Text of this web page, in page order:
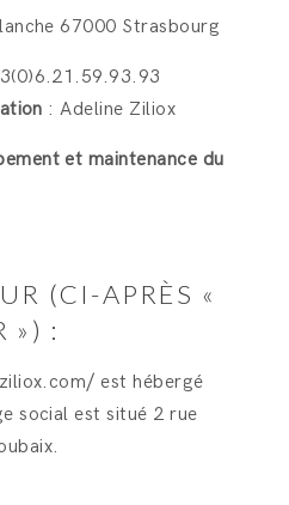
67000 Strasbourg
: Adeline Ziliox
et maintenance du
(CI-APRÈS «
») :
est hébergé
social est situé 2 rue